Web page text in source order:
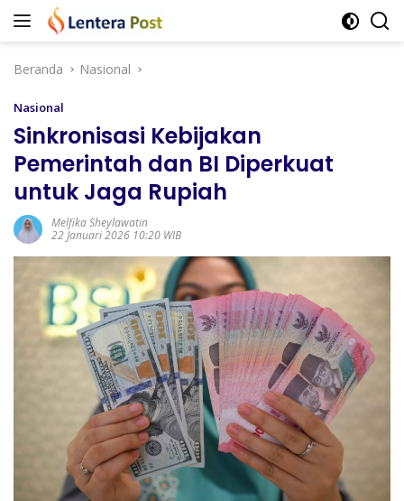
Langsung
Beranda
Nasional
Nasional
Sinkronisasi Kebijakan
Pemerintah dan BI Diperkuat
untuk Jaga Rupiah
Melfika Sheylawatin
22 Januari 2026 10:20 WIB